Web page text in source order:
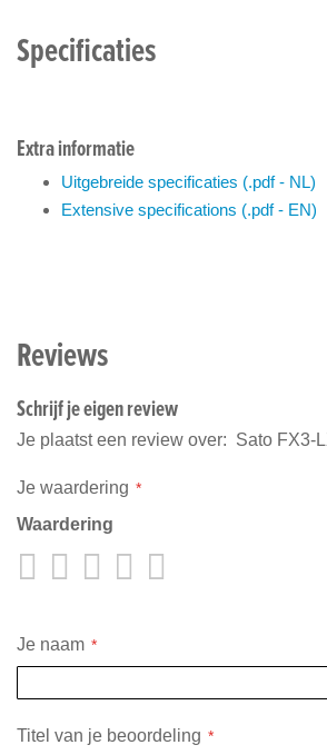
Specificaties
Extra informatie
Uitgebreide specificaties (.pdf - NL)
Extensive specifications (.pdf - EN)
Reviews
Schrijf je eigen review
Je plaatst een review over: Sato FX3-
Je waardering
Waardering
1
star
2
stars
3
stars
4
stars
Je naam
Titel van je beoordeling